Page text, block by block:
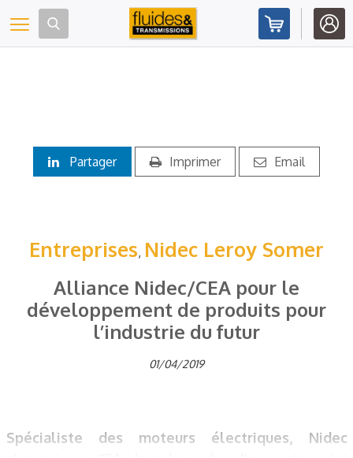
Toggle navigation
Partager Imprimer Email
Entreprises, Nidec Leroy Somer
Alliance Nidec/CEA pour le
développement de produits pour
l’industrie du futur
01/04/2019
Spécialiste des moteurs électriques, Nidec
Panneau de gestion des cookies